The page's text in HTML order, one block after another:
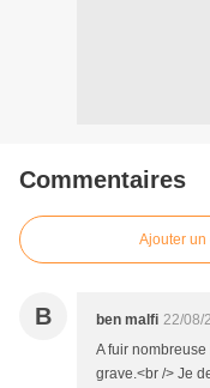
Commentaires
Ajouter un
B ben malfi 22/08/
A fuir
grave.<br /> Je